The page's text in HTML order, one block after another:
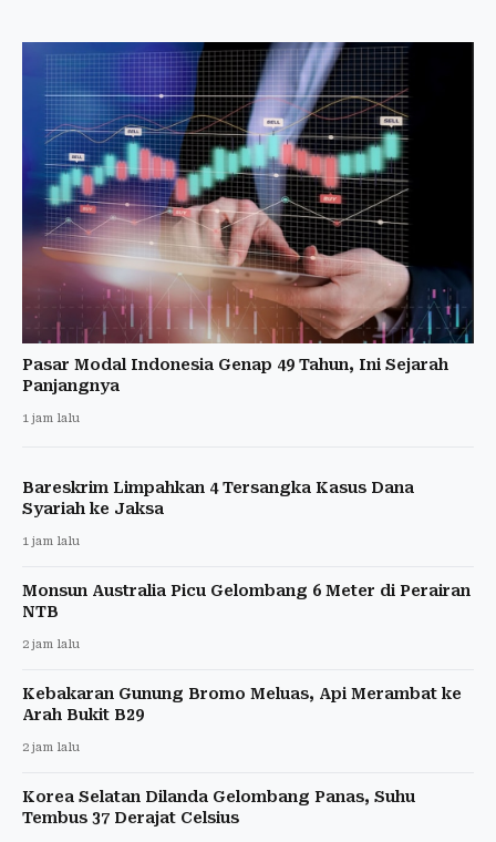
Pasar Modal Indonesia Genap 49 Tahun, Ini Sejarah
Panjangnya
1 jam lalu
Bareskrim Limpahkan 4 Tersangka Kasus Dana
Syariah ke Jaksa
1 jam lalu
Monsun Australia Picu Gelombang 6 Meter di Perairan
NTB
2 jam lalu
Kebakaran Gunung Bromo Meluas, Api Merambat ke
Arah Bukit B29
2 jam lalu
Korea Selatan Dilanda Gelombang Panas, Suhu
Tembus 37 Derajat Celsius